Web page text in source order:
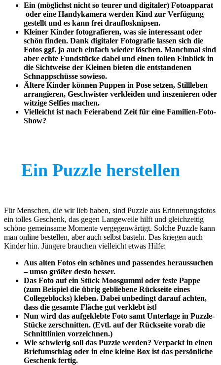
Ein (möglichst nicht so teurer und digitaler) Fotoapparat
oder eine Handykamera werden Kind zur Verfügung
gestellt und es kann frei drauflosknipsen.
Kleiner Kinder fotografieren, was sie interessant oder
schön finden. Dank digitaler Fotografie lassen sich die
Fotos ggf. ja auch einfach wieder löschen. Manchmal sind
aber echte Fundstücke dabei und einen tollen Einblick in
die Sichtweise der Kleinen bieten die entstandenen
Schnappschüsse sowieso.
Ältere Kinder können Puppen in Pose setzen, Stillleben
arrangieren, Geschwister verkleiden und inszenieren oder
witzige Selfies machen.
Vielleicht ist nach Feierabend Zeit für eine Familien-Foto-
Show?
Ein Puzzle herstellen
Für Menschen, die wir lieb haben, sind Puzzle aus Erinnerungsfotos
ein tolles Geschenk, das gegen Langeweile hilft und gleichzeitig
schöne gemeinsame Momente vergegenwärtigt. Solche Puzzle kann
man online bestellen, aber auch selbst basteln. Das kriegen auch
Kinder hin. Jüngere brauchen vielleicht etwas Hilfe:
Aus alten Fotos ein schönes und passendes heraussuchen
– umso größer desto besser.
Das Foto auf ein Stück Moosgummi oder feste Pappe
(zum Beispiel die übrig gebliebene Rückseite eines
Collegeblocks) kleben. Dabei unbedingt darauf achten,
dass die gesamte Fläche gut verklebt ist!
Nun wird das aufgeklebte Foto samt Unterlage in Puzzle-
Stücke zerschnitten. (Evtl. auf der Rückseite vorab die
Schnittlinien vorzeichnen.)
Wie schwierig soll das Puzzle werden? Verpackt in einen
Briefumschlag oder in eine kleine Box ist das persönliche
Geschenk fertig.